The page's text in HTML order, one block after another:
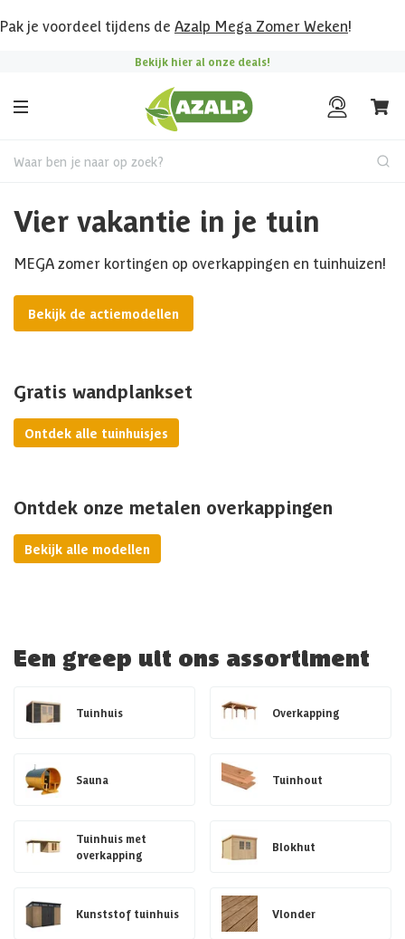
Pak je voordeel tijdens de Azalp Mega Zomer Weken!
Bekijk hier al onze deals!
Waar ben je naar op zoek?
Vier vakantie in je tuin
MEGA zomer kortingen op overkappingen en tuinhuizen!
Bekijk de actiemodellen
Gratis wandplankset
Ontdek alle tuinhuisjes
Ontdek onze metalen overkappingen
Bekijk alle modellen
Een greep uit ons assortiment
Tuinhuis Overkapping
Sauna Tuinhout
Tuinhuis met
overkapping
Blokhut
Kunststof tuinhuis Vlonder